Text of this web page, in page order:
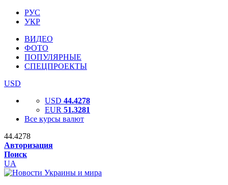
РУС
УКР
ВИДЕО
ФОТО
ПОПУЛЯРНЫЕ
СПЕЦПРОЕКТЫ
USD
USD 44.4278
EUR 51.3281
Все курсы валют
44.4278
Авторизация
Поиск
UA